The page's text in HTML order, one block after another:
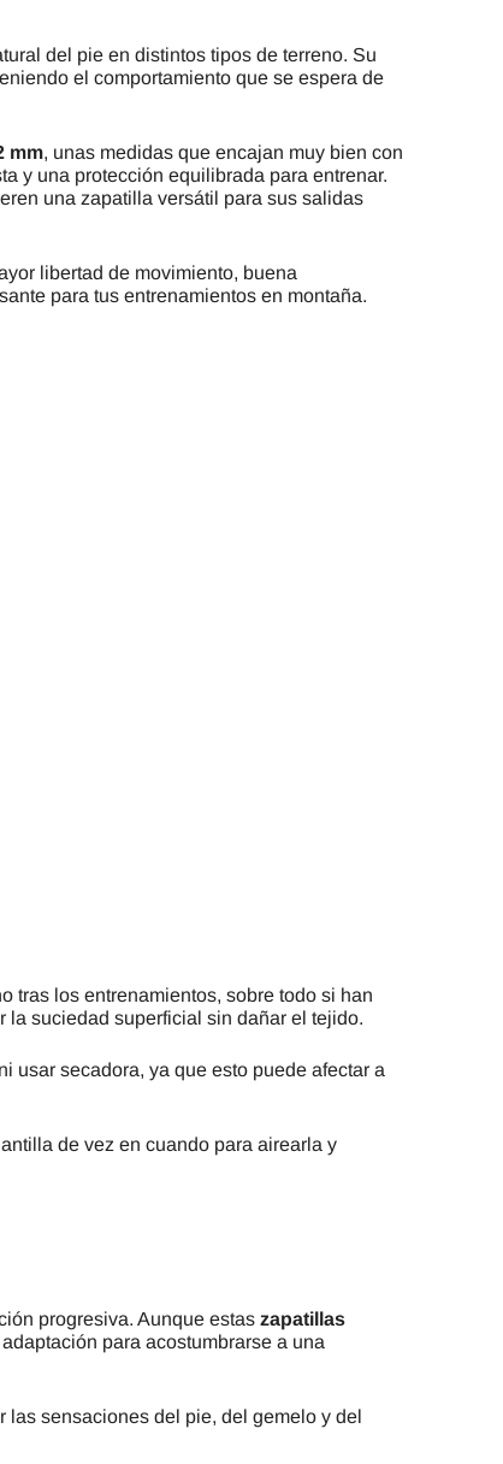
del pie en distintos tipos de terreno. Su
el comportamiento que se espera de
mm, unas medidas que encajan muy bien con
y una protección equilibrada para entrenar.
una zapatilla versátil para sus salidas
libertad de movimiento, buena
para tus entrenamientos en montaña.
tras los entrenamientos, sobre todo si han
la suciedad superficial sin dañar el tejido.
usar secadora, ya que esto puede afectar a
de vez en cuando para airearla y
progresiva. Aunque estas zapatillas
para acostumbrarse a una
las sensaciones del pie, del gemelo y del